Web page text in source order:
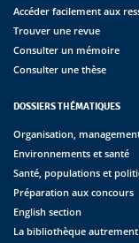
Accéder facilement aux
Trouver une revue
Consulter un mémoire
Consulter une thèse
DOSSIERS THÉMATIQUES
Organisation,
Environnements et santé
Santé, populations et
Préparation aux concours
English section
La bibliothèque autrement